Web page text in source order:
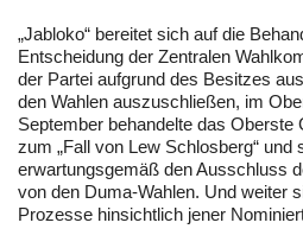
„Jabloko“ bereitet sich auf die
Entscheidung der Zentralen
der Partei aufgrund des Besitzes
den Wahlen auszuschließen, im
September behandelte das
zum „Fall von Lew Schlosberg“ und
erwartungsgemäß den Ausschluss
von den Duma-Wahlen. Und weiter
Prozesse hinsichtlich jener